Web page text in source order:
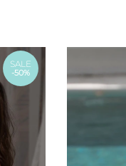
SALE
-50%